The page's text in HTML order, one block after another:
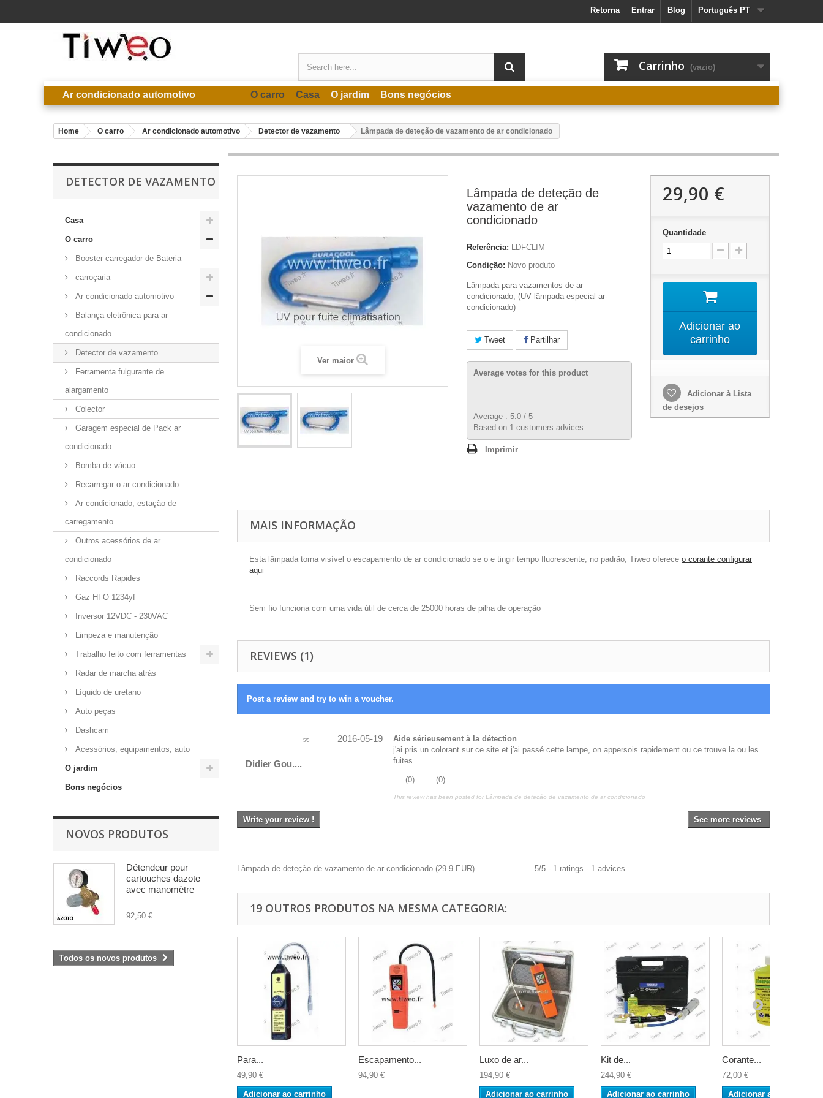
Português PT
Blog
Entrar
Retorna
Carrinho (vazio)
Ar condicionado automotivo O carro Casa O jardim Bons negócios
Home O carro Ar condicionado automotivo Detector de vazamento Lâmpada de deteção de vazamento de ar condicionado
DETECTOR DE VAZAMENTO
Casa
O carro
Booster carregador de Bateria
carroçaria
Ar condicionado automotivo
Balança eletrônica para ar
condicionado
Detector de vazamento
Ferramenta fulgurante de
alargamento
Colector
Garagem especial de Pack ar
condicionado
Bomba de vácuo
Recarregar o ar condicionado
Ar condicionado, estação de
carregamento
Outros acessórios de ar
condicionado
Raccords Rapides
Gaz HFO 1234yf
Inversor 12VDC - 230VAC
Limpeza e manutenção
Trabalho feito com ferramentas
Radar de marcha atrás
Líquido de uretano
Auto peças
Dashcam
Acessórios, equipamentos, auto
O jardim
Bons negócios
NOVOS PRODUTOS
Détendeur pour
cartouches dazote
avec manomètre
92,50 €
Todos os novos produtos
Ver maior
Lâmpada de deteção de
vazamento de ar
condicionado
Referência: LDFCLIM
Condição: Novo produto
Lâmpada para vazamentos de ar
condicionado, (UV lâmpada especial ar-
condicionado)
Tweet Partilhar
Average votes for this product
Average : 5.0 / 5
Based on 1 customers advices.
Imprimir
29,90 €
Quantidade
Adicionar ao
carrinho
Adicionar à Lista
de desejos
MAIS INFORMAÇÃO
Esta lâmpada torna visível o escapamento de ar condicionado se o e tingir tempo fluorescente, no padrão, Tiweo oferece o corante configurar
aqui
Sem fio funciona com uma vida útil de cerca de 25000 horas de pilha de operação
REVIEWS (1)
Post a review and try to win a voucher.
5/5 2016-05-19
Didier Gou....
Aide sérieusement à la détection
j'ai pris un colorant sur ce site et j'ai passé cette lampe, on appersois rapidement ou ce trouve la ou les
fuites
(0) (0)
This review has been posted forLâmpada de deteção de vazamento de ar condicionado
Write your review ! See more reviews
Lâmpada de deteção de vazamento de ar condicionado (29.9 EUR) 5/5 - 1 ratings - 1 advices
19 OUTROS PRODUTOS NA MESMA CATEGORIA:
Para...
49,90 €
Adicionar ao carrinho
Escapamento...
94,90 €
Luxo de ar...
194,90 €
Adicionar ao carrinho
Kit de...
244,90 €
Adicionar ao carrinho
Corante...
72,00 €
Adicionar ao carrinho